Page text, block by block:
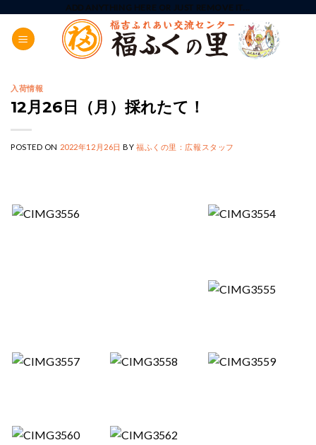
content
ADD ANYTHING HERE OR JUST REMOVE IT...
入荷情報
12月26日（月）採れたて！
POSTED ON 2022年12月26日 BY福ふくの里：広報スタッフ